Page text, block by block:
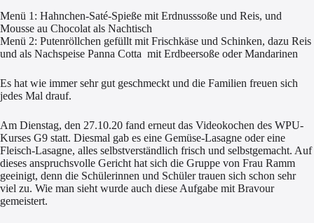
Menü 1: Hahnchen-Saté-Spieße mit Erdnusssoße und Reis, und
Mousse au Chocolat als Nachtisch
Menü 2: Putenröllchen gefüllt mit Frischkäse und Schinken, dazu Reis
und als Nachspeise Panna Cotta mit Erdbeersoße oder Mandarinen
Es hat wie immer sehr gut geschmeckt und die Familien freuen sich
jedes Mal drauf.
Am Dienstag, den 27.10.20 fand erneut das Videokochen des WPU-
Kurses G9 statt. Diesmal gab es eine Gemüse-Lasagne oder eine
Fleisch-Lasagne, alles selbstverständlich frisch und selbstgemacht. Auf
dieses anspruchsvolle Gericht hat sich die Gruppe von Frau Ramm
geeinigt, denn die Schülerinnen und Schüler trauen sich schon sehr
viel zu. Wie man sieht wurde auch diese Aufgabe mit Bravour
gemeistert.